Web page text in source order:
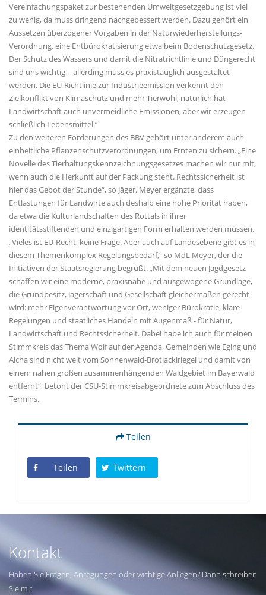
Vereinfachungspaket zur bestehenden Umweltgesetzgebung ist viel
zu wenig, da muss dringend nachgebessert werden. Dazu gehört ein
Aussetzen überzogener Vorgaben in der Naturwiederherstellungs-
Verordnung, eine Entbürokratisierung etwa beim Bodenschutzgesetz.
Der Schutz des Wassers und damit die Nitratrichtlinie und Düngerecht
sind uns wichtig – allerding muss es praxistauglich ausgestaltet
werden. Die EU-Richtlinie zur Industrieemission verkennt den
Zielkonflikt von Klimaschutz und mehr Tierwohl, natürlich hat
Landwirtschaft auch unvermeidliche Emissionen, aber wir erzeugen
schließlich Lebensmittel.“
Zu den weiteren Forderungen des BBV gehört unter anderem auch
einheitliche Pflanzenschutzverordnungen, um Ernten zu sichern. „Eine
Novelle des Tierhaltungskennzeichnungsgesetzes machen wir nur mit,
wenn auch die Herkunft auf der Packung steht. Rechtssicherheit ist
hier das Gebot der Stunde“, so Jäger. Meyer ergänzte, dass
Entlastungen für Landwirte auch deshalb eine hohe Priorität haben,
da etwa die Kulturlandschaften des Rottals in ihrer
identitätsstiftenden und einzigartigen Form erhalten werden müssen.
Vieles ist EU-Recht, keine Frage. Aber auch auf Landesebene gibt es in
diesem Themenkomplex Regelungsbedarf,“ so MdL Meyer, der die
Initiativen der Staatsregierung begrüßt. „Mit dem neuen Jagdgesetz
schaffen wir eine moderne, praxisnahe und ausgewogene Grundlage,
die Grundbesitz, Jägerschaft und Gesellschaft gleichermaßen gerecht
wird: mehr Eigenverantwortung vor Ort, weniger Bürokratie, klare
Regelungen und staatliches Handeln mit Augenmaß - für Natur,
Landwirtschaft und Rechtssicherheit. Dabei habe ich auch für meinen
Stimmkreis das Thema Wolf auf der Agenda, Gemeinden wie Eging und
Aicha sind nicht weit vom Sonnenwald-Brotjacklriegel und damit von
einem nahen großen zusammenhängenden Waldgebiet im Bayerwald
entfernt“, betont der CSU-Stimmkreisabgeordnete zum Abschluss des
Termins.
Teilen
Teilen Twittern
Kontakt
Haben Sie Fragen, Anregungen oder wichtige Anliegen? Dann schreiben
Sie mir!